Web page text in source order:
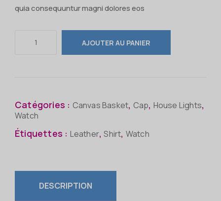
quia consequuntur magni dolores eos
AJOUTER AU PANIER
Catégories : Canvas Basket, Cap, House Lights,
Watch
Étiquettes : Leather,Shirt, Watch
DESCRIPTION